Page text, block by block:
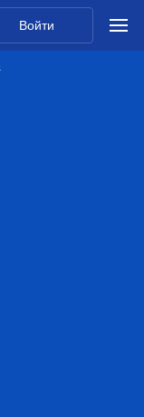
Войти